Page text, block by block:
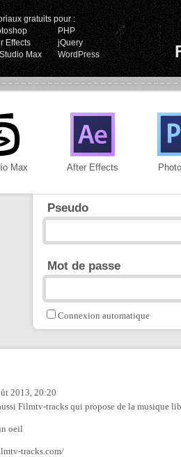
gratuits pour :
PHP
Effects
jQuery
Max
WordPress
Max After Effects
Pseudo
Mot de passe
Connexion automatique
2013, 20:20
Filmtv-tracks qui propose de la musique
oeil
tracks.com/